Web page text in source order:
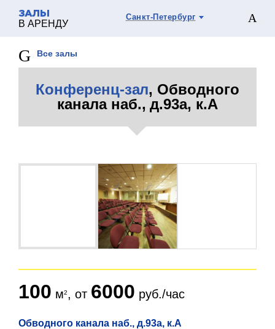
ЗАЛЫ
В АРЕНДУ
Санкт-Петербург
Все залы
Конференц-зал, Обводного
канала наб., д.93а, к.А
Обводного канала наб., д.93а, к.А
100 м , от 6000 руб./час